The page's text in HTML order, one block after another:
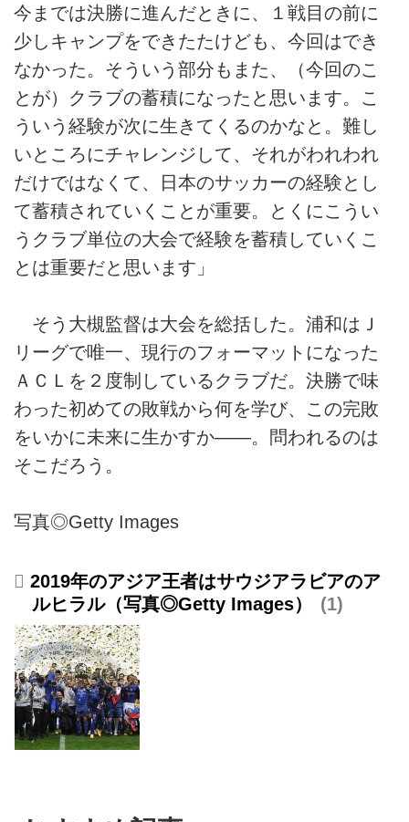
今までは決勝に進んだときに、１戦目の前に
少しキャンプをできたたけども、今回はでき
なかった。そういう部分もまた、（今回のこ
とが）クラブの蓄積になったと思います。こ
ういう経験が次に生きてくるのかなと。難し
いところにチャレンジして、それがわれわれ
だけではなくて、日本のサッカーの経験とし
て蓄積されていくことが重要。とくにこうい
うクラブ単位の大会で経験を蓄積していくこ
とは重要だと思います」
そう大槻監督は大会を総括した。浦和はＪ
リーグで唯一、現行のフォーマットになった
ＡＣＬを２度制しているクラブだ。決勝で味
わった初めての敗戦から何を学び、この完敗
をいかに未来に生かすか――。問われるのは
そこだろう。
写真◎Getty Images
2019年のアジア王者はサウジアラビアのア
ルヒラル（写真◎Getty Images）
1